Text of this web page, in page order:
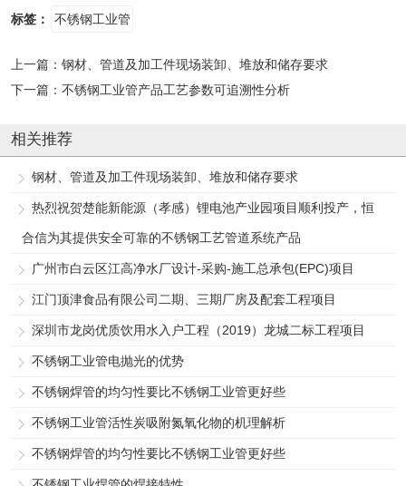
标签： 不锈钢工业管
上一篇： 钢材、管道及加工件现场装卸、堆放和储存要求
下一篇： 不锈钢工业管产品工艺参数可追溯性分析
相关推荐
钢材、管道及加工件现场装卸、堆放和储存要求
热烈祝贺楚能新能源（孝感）锂电池产业园项目顺利投产，恒
合信为其提供安全可靠的不锈钢工艺管道系统产品
广州市白云区江高净水厂设计-采购-施工总承包(EPC)项目
江门顶津食品有限公司二期、三期厂房及配套工程项目
深圳市龙岗优质饮用水入户工程（2019）龙城二标工程项目
不锈钢工业管电抛光的优势
不锈钢焊管的均匀性要比不锈钢工业管更好些
不锈钢工业管活性炭吸附氮氧化物的机理解析
不锈钢焊管的均匀性要比不锈钢工业管更好些